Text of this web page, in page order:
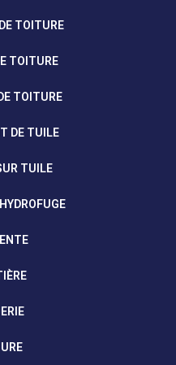
TOITURE
TOITURE
TOITURE
DE TUILE
TUILE